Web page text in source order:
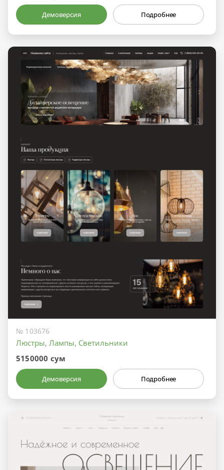
Демоверсия Подробнее
№ 103676
Люстры, Лампы, Светильники
5150000 сум
Демоверсия Подробнее